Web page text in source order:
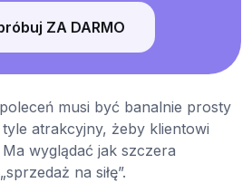
ZA DARMO
musi być banalnie prosty
atrakcyjny, żeby klientowi
wyglądać jak szczera
na siłę”.